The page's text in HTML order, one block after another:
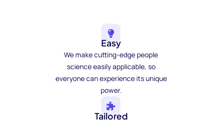
Easy
We make cutting-edge people
science easily applicable, so
everyone can experience its unique
power.
Tailored